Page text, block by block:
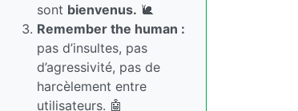
sont bienvenus. 🐌
Remember the human :
pas d’insultes, pas
d’agressivité, pas de
harcèlement entre
utilisateurs. 🤖